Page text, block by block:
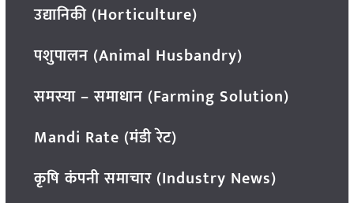
उद्यानिकी (Horticulture)
पशुपालन (Animal Husbandry)
समस्या – समाधान (Farming Solution)
Mandi Rate (मंडी रेट)
कृषि कंपनी समाचार (Industry News)